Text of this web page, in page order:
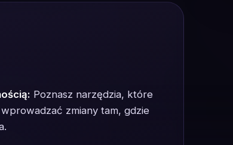
Poznasz narzędzia, które
zmiany tam, gdzie